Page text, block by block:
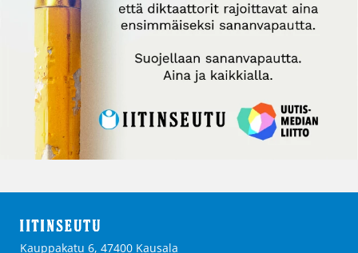
Kauppakatu 6, 47400 Kausala